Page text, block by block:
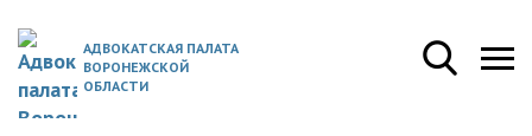
АДВОКАТСКАЯ ПАЛАТА
ВОРОНЕЖСКОЙ
ОБЛАСТИ